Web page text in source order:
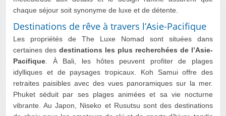
chaque séjour soit synonyme de luxe et de détente.
Destinations de rêve à travers l’Asie-Pacifique
Les propriétés de The Luxe Nomad sont situées dans
certaines des destinations les plus recherchées de l’Asie-
Pacifique . À Bali, les hôtes peuvent profiter de plages
idylliques et de paysages tropicaux. Koh Samui offre des
retraites paisibles avec des vues panoramiques sur la mer.
Phuket séduit par ses plages animées et sa vie nocturne
vibrante. Au Japon, Niseko et Rusutsu sont des destinations